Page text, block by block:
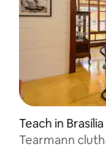
Teach in Brasília
Tearmann